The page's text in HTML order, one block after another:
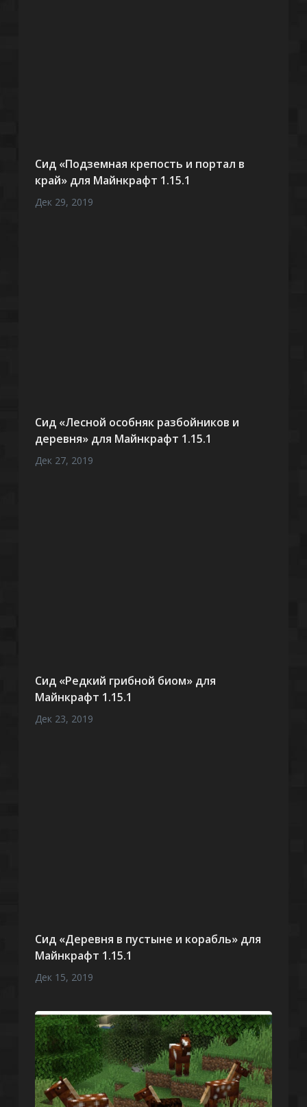
Сид «Подземная крепость и портал в
край» для Майнкрафт 1.15.1
Дек 29, 2019
Сид «Лесной особняк разбойников и
деревня» для Майнкрафт 1.15.1
Дек 27, 2019
Сид «Редкий грибной биом» для
Майнкрафт 1.15.1
Дек 23, 2019
Сид «Деревня в пустыне и корабль» для
Майнкрафт 1.15.1
Дек 15, 2019